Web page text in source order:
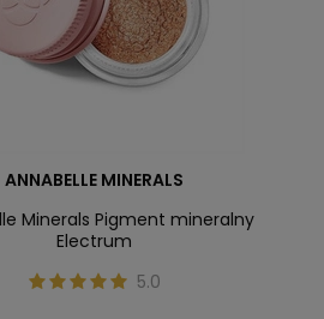
ANNABELLE MINERALS
Minerals Pigment mineralny
Electrum
5.0